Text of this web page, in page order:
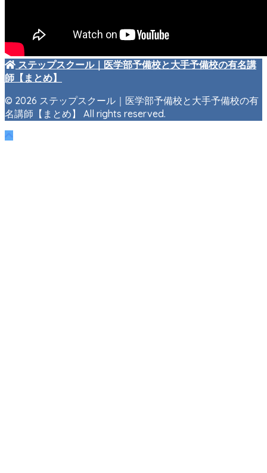
ステップスクール｜医学部予備校と大手予備校の有名講
師【まとめ】
© 2026 ステップスクール｜医学部予備校と大手予備校の有
名講師【まとめ】 All rights reserved.